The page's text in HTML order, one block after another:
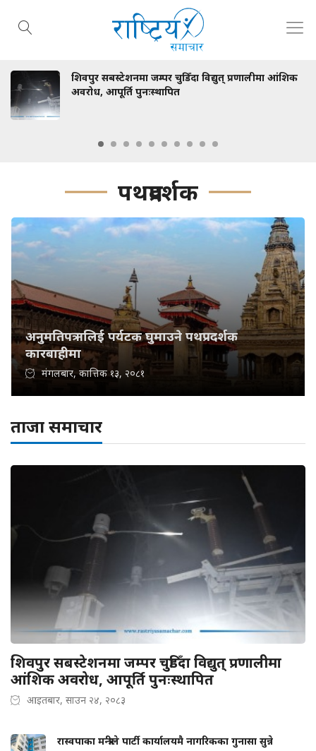
शिवपुर सबस्टेशनमा जम्पर चुडिँदा विद्युत् प्रणालीमा आंशिक
अवरोध, आपूर्ति पुनःस्थापित
पथप्रदर्शक
अनुमतिपत्र नलिई पर्यटक घुमाउने पथप्रदर्शक
कारबाहीमा
मंगलबार, कात्तिक १३, २०८१
ताजा समाचार
शिवपुर सबस्टेशनमा जम्पर चुडिँदा विद्युत् प्रणालीमा
आंशिक अवरोध, आपूर्ति पुनःस्थापित
आइतबार, साउन २४, २०८३
रास्वपाका मन्त्रीले पार्टी कार्यालयमै नागरिकका गुनासा सुन्ने